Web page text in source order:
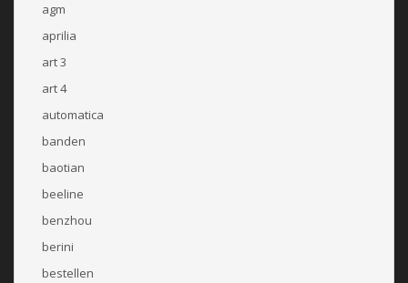
agm
aprilia
art 3
art 4
automatica
banden
baotian
beeline
benzhou
berini
bestellen